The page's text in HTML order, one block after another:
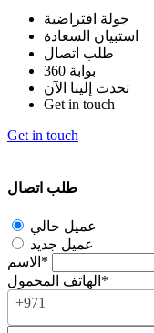
جولة افتراضية
استبيان السعادة
طلب اتصال
بوابة 360
تحدث إلينا الآن
Get in touch
Get in touch
طلب اتصال
عميل حالي
عميل جديد
الاسم*
الهاتف المحمول*
+971